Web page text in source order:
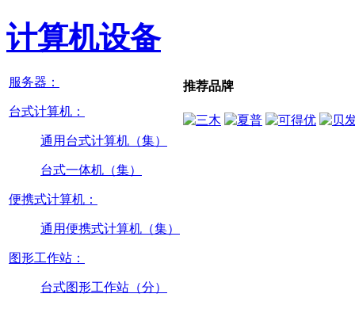
计算机设备
服务器：
台式计算机：
通用台式计算机（集）
台式一体机（集）
便携式计算机：
通用便携式计算机（集）
图形工作站：
台式图形工作站（分）
推荐品牌